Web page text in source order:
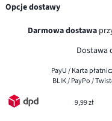
Opcje dostawy
Darmowa dostawa
Dostawa
PayU / Karta
BLIK / PayPo /
9,99 zł